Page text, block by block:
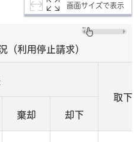
画面サイズで表示
（利用停止請求）
取下
棄却 却下